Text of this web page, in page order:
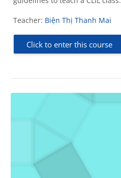
Teacher: Biện Thị Thanh Mai
Click to enter this course